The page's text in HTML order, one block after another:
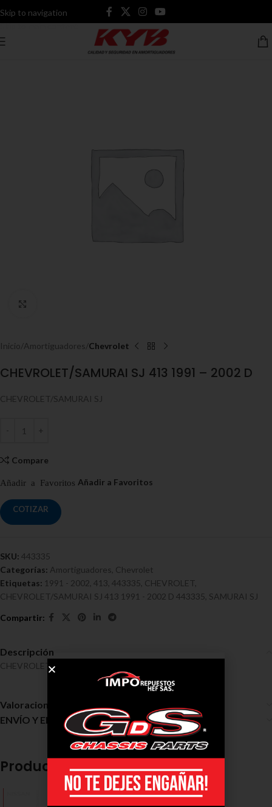
Skip to navigation
Skip to main content
Inicio Amortiguadores Chevrolet
CHEVROLET/SAMURAI SJ 413 1991 – 2002 D
CHEVROLET/SAMURAI SJ
Compare
COTIZAR
SKU: 443335
Categorías: Amortiguadores Chevrolet
Etiquetas: 1991 - 2002 413 443335 CHEVROLET
CHEVROLET/SAMURAI SJ 413 1991 - 2002 D 443335 SAMURAI SJ
Descripción
CHEVROLET/SAMURAI SJ 413 1991 – 2002 D Ref 443335
Valoraciones (0)
ENVÍO Y ENTREGA
Productos relacionados